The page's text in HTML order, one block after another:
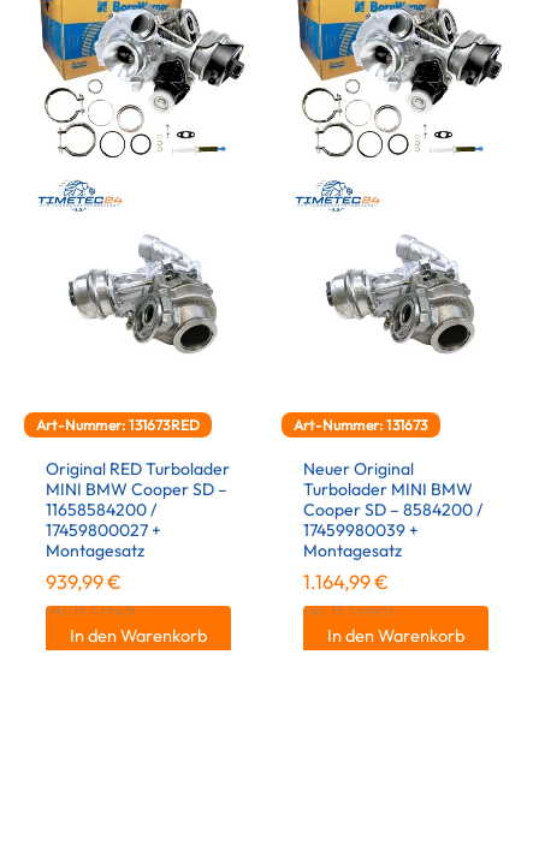
Art-Nummer: 131673RED
Original RED Turbolader
MINI BMW Cooper SD –
11658584200 /
17459800027 +
Montagesatz
939,99€
inkl. 19 % MwSt.
In den Warenkorb
Art-Nummer: 131673
Neuer Original
Turbolader MINI BMW
Cooper SD – 8584200 /
17459980039 +
Montagesatz
1.164,99€
inkl. 19 % MwSt.
In den Warenkorb